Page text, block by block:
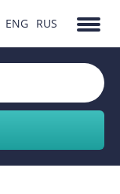
ENG RUS